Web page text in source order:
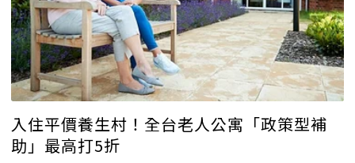
入住平價養生村！全台老人公寓「政策型補
助」最高打5折